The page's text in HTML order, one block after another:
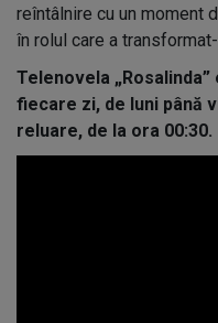
reîntâlnire cu un moment
în rolul care a
Telenovela
fiecare zi, de luni până
reluare, de la ora 00:30.